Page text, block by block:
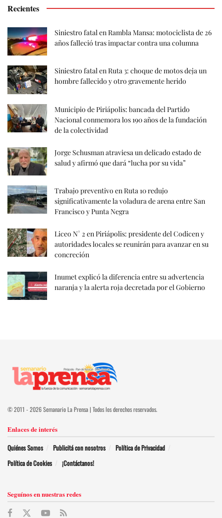
Recientes
Siniestro fatal en Rambla Mansa: motociclista de 26
años falleció tras impactar contra una columna
Siniestro fatal en Ruta 3: choque de motos deja un
hombre fallecido y otro gravemente herido
Municipio de Piriápolis: bancada del Partido
Nacional conmemora los 190 años de la fundación
de la colectividad
Jorge Schusman atraviesa un delicado estado de
salud y afirmó que dará “lucha por su vida”
Trabajo preventivo en Ruta 10 redujo
significativamente la voladura de arena entre San
Francisco y Punta Negra
Liceo N° 2 en Piriápolis: presidente del Codicen y
autoridades locales se reunirán para avanzar en su
concreción
Inumet explicó la diferencia entre su advertencia
naranja y la alerta roja decretada por el Gobierno
© 2011 - 2026 Semanario La Prensa | Todos los derechos reservados.
Enlaces de interés
Quiénes Somos Publicitá con nosotros
Política de Privacidad
Política de Cookies
¡Contáctanos!
Seguínos en nuestras redes